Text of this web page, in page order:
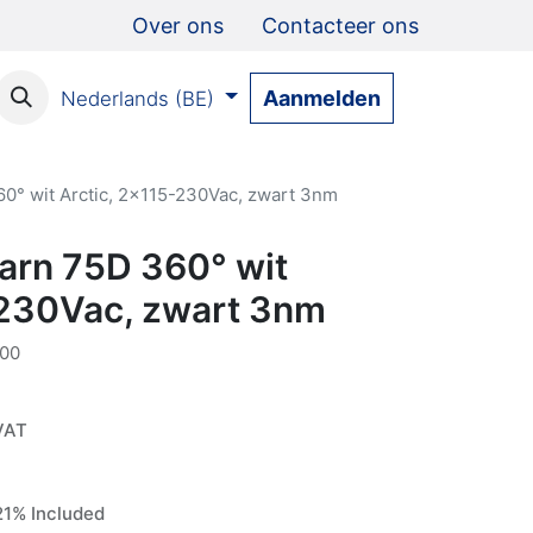
Over ons Contacteer ons
Nederlands (BE) Aanmelden
wit Arctic, 2x115-230Vac, zwart 3nm
75D 360° wit
zwart 3nm
Included